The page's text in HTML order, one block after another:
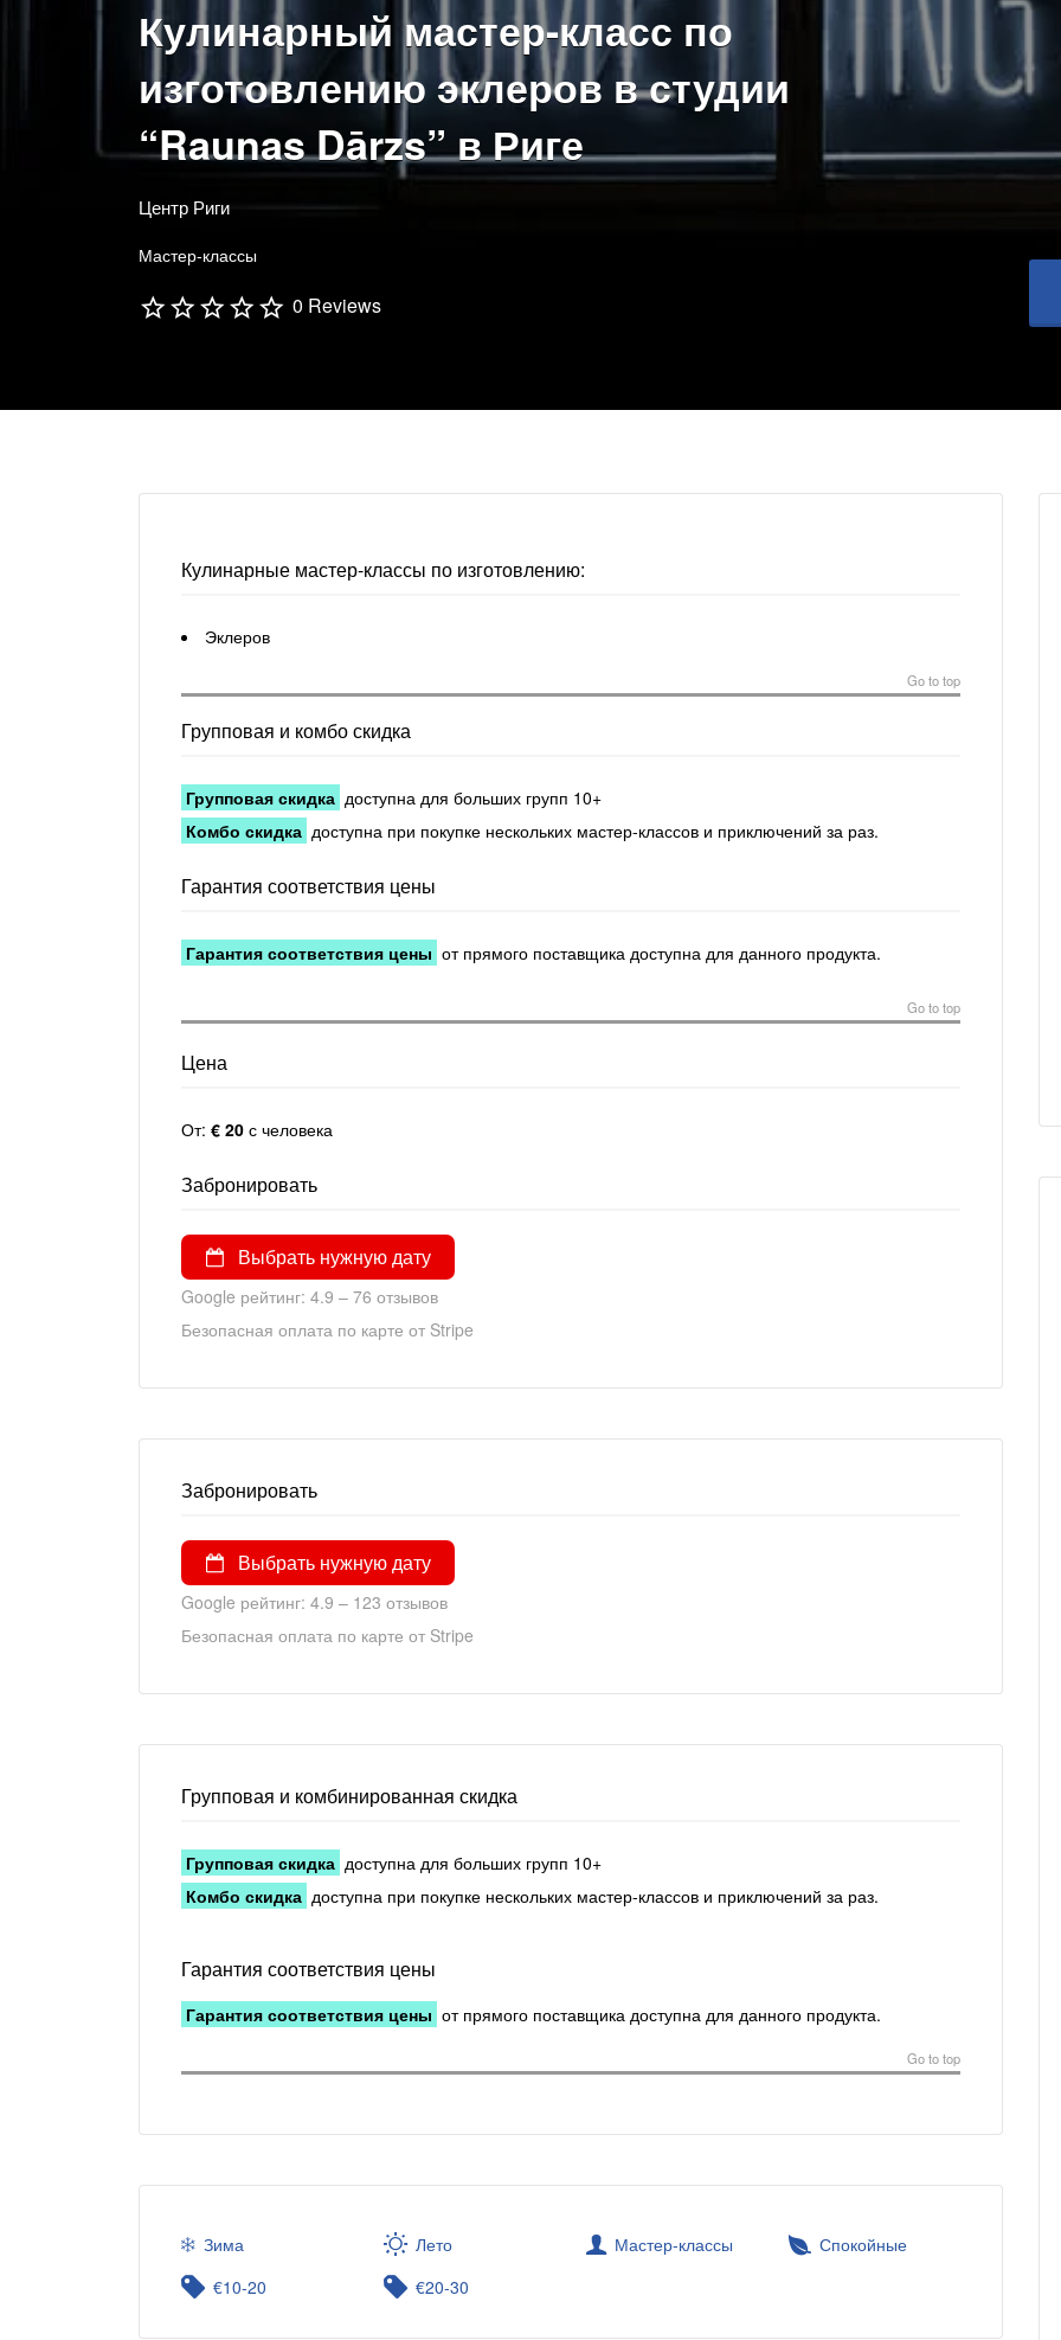
Кулинарный мастер-класс по
изготовлению эклеров в студии
“Raunas Dārzs” в Риге
Центр Риги
Мастер-классы
0 Reviews
Кулинарные мастер-классы по изготовлению:
Эклеров
Go to top
Групповая и комбо скидка
Групповая скидка доступна для больших групп 10+
Комбо скидка доступна при покупке нескольких мастер-классов и приключений за раз.
Гарантия соответствия цены
Гарантия соответствия цены от прямого поставщика доступна для данного продукта.
Go to top
Цена
От: € 20 с человека
Забронировать
Выбрать нужную дату
Google рейтинг: 4.9 – ‎76 отзывов
Безопасная оплата по карте от Stripe
Забронировать
Выбрать нужную дату
Google рейтинг: 4.9 – 123 отзывов
Безопасная оплата по карте от Stripe
Групповая и комбинированная скидка
Групповая скидка доступна для больших групп 10+
Комбо скидка доступна при покупке нескольких мастер-классов и приключений за раз.
Гарантия соответствия цены
Гарантия соответствия цены от прямого поставщика доступна для данного продукта.
Go to top
Зима Лето Мастер-классы
Спокойные
€10-20
€20-30